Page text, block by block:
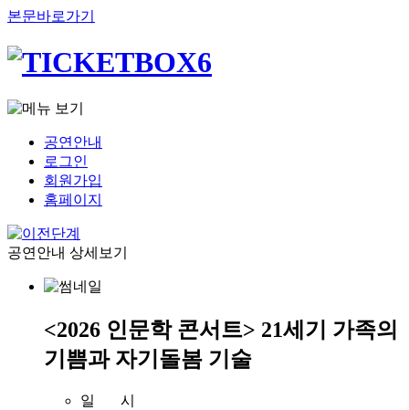
본문바로가기
공연안내
로그인
회원가입
홈페이지
공연안내 상세보기
<2026 인문학 콘서트> 21세기 가족의
기쁨과 자기돌봄 기술
일 시